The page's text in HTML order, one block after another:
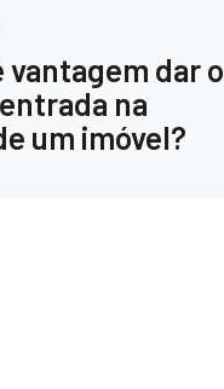
vantagem dar o
na
um imóvel?